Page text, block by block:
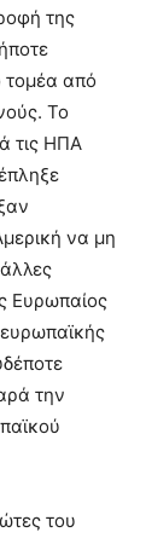
της
τομέα από
Το
τις ΗΠΑ
να μη
Ευρωπαίος
την
του